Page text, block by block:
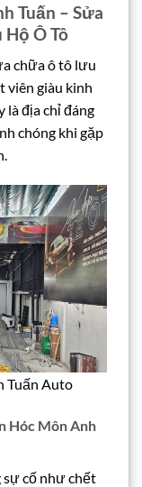
Tuấn – Sửa
Ô Tô
chữa ô tô lưu
viên giàu kinh
là địa chỉ đáng
chóng khi gặp
Tuấn Auto
Hóc Môn Anh
sự cố như chết